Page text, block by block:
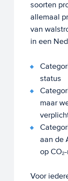
soorten
allemaal
van
in een
status
maar
aan de
op
Voor